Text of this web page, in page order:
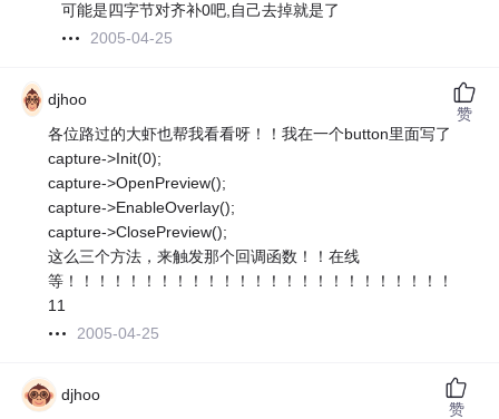
可能是四字节对齐补0吧,自己去掉就是了
2005-04-25
djhoo
各位路过的大虾也帮我看看呀！！我在一个button里面写了
capture->Init(0);
capture->OpenPreview();
capture->EnableOverlay();
capture->ClosePreview();
这么三个方法，来触发那个回调函数！！在线
等！！！！！！！！！！！！！！！！！！！！！！！！！！！
11
2005-04-25
赞
djhoo
赞